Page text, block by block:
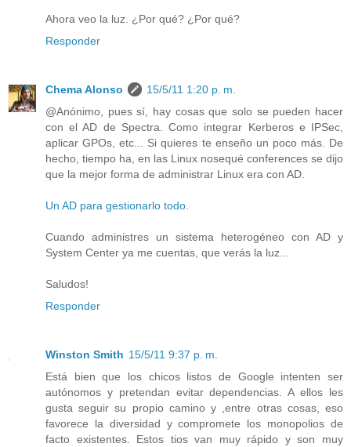
Ahora veo la luz. ¿Por qué? ¿Por qué?
Responder
Chema Alonso
15/5/11 1:20 p. m.
@Anónimo, pues sí, hay cosas que solo se pueden hacer
con el AD de Spectra. Como integrar Kerberos e IPSec,
aplicar GPOs, etc... Si quieres te enseño un poco más. De
hecho, tiempo ha, en las Linux nosequé conferences se dijo
que la mejor forma de administrar Linux era con AD.
Un AD para gestionarlo todo
Cuando administres un sistema heterogéneo con AD y
System Center ya me cuentas, que verás la luz...
Saludos!
Responder
Winston Smith 15/5/11 9:37 p. m.
Está bien que los chicos listos de Google intenten ser
autónomos y pretendan evitar dependencias. A ellos les
gusta seguir su propio camino y ,entre otras cosas, eso
favorece la diversidad y compromete los monopolios de
facto existentes. Estos tios van muy rápido y son muy